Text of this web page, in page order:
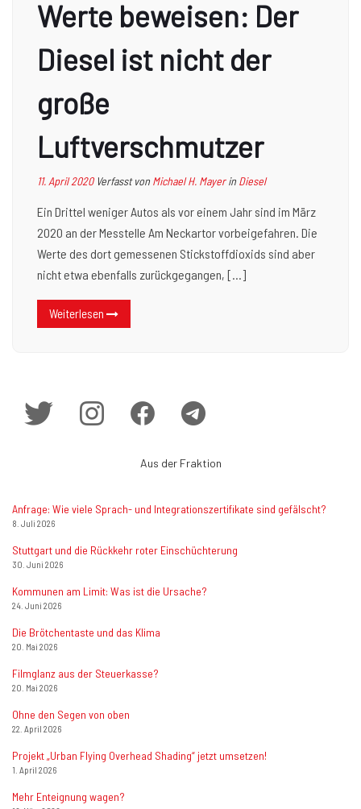
Werte beweisen: Der
Diesel ist nicht der
große
Luftverschmutzer
11. April 2020 Verfasst vonMichael H. Mayer inDiesel
Ein Drittel weniger Autos als vor einem Jahr sind im März
2020 an der Messtelle Am Neckartor vorbeigefahren. Die
Werte des dort gemessenen Stickstoffdioxids sind aber
nicht etwa ebenfalls zurückgegangen, […]
Weiterlesen
Aus der Fraktion
Anfrage: Wie viele Sprach- und Integrationszertifikate sind gefälscht?
8. Juli 2026
Stuttgart und die Rückkehr roter Einschüchterung
30. Juni 2026
Kommunen am Limit: Was ist die Ursache?
24. Juni 2026
Die Brötchentaste und das Klima
20. Mai 2026
Filmglanz aus der Steuerkasse?
20. Mai 2026
Ohne den Segen von oben
22. April 2026
Projekt „Urban Flying Overhead Shading“ jetzt umsetzen!
1. April 2026
Mehr Enteignung wagen?